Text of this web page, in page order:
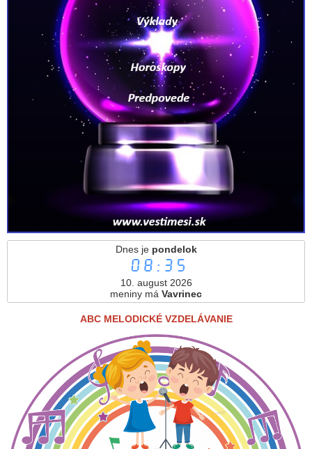
Dnes je pondelok
08:35
10. august 2026
meniny má Vavrinec
ABC MELODICKÉ VZDELÁVANIE